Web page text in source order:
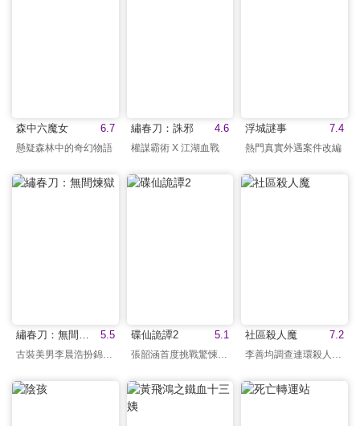
6.7
森中六魔女
懸疑森林中的奇幻物語
4.6
繡春刀：誅邪
權謀霸術 X 江湖血戰
7.4
浮城謎事
熱門真實外遇案件改編
5.5
繡春刀：無間煉獄
古裝美男李晨浩扮錦衣衛
5.1
碟仙詭譚2
張韶涵首度挑戰驚悚鬼片
7.2
社區殺人魔
李善均調查連環殺人懸案